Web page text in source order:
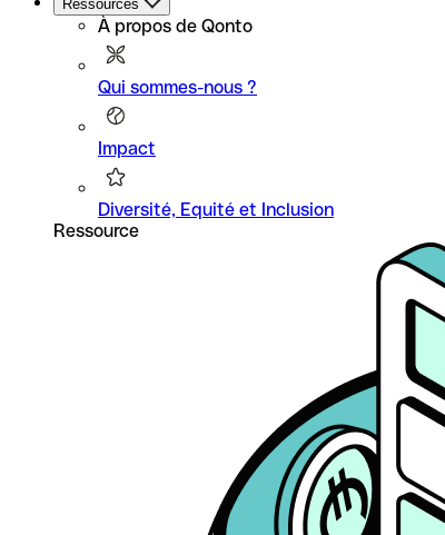
Ressources
À propos de Qonto
Qui sommes-nous ?
Impact
Diversité, Equité et Inclusion
Ressource